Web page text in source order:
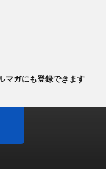
マガにも登録できます